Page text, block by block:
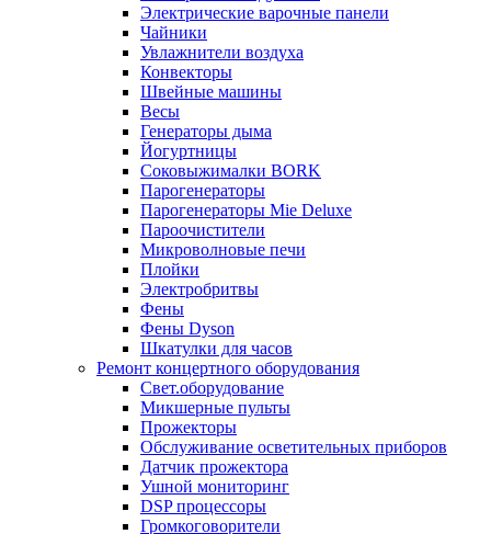
Электрические варочные панели
Чайники
Увлажнители воздуха
Конвекторы
Швейные машины
Весы
Генераторы дыма
Йогуртницы
Соковыжималки BORK
Парогенераторы
Парогенераторы Mie Deluxe
Пароочистители
Микроволновые печи
Плойки
Электробритвы
Фены
Фены Dyson
Шкатулки для часов
Ремонт концертного оборудования
Свет.оборудование
Микшерные пульты
Прожекторы
Обслуживание осветительных приборов
Датчик прожектора
Ушной мониторинг
DSP процессоры
Громкоговорители